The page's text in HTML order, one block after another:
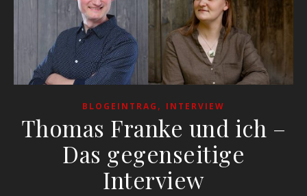
BLOGEINTRAG , INTERVIEW
Thomas Franke und ich –
Das gegenseitige
Interview